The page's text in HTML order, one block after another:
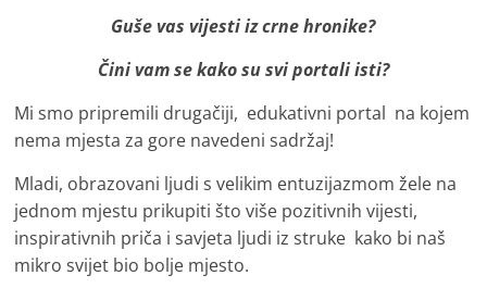
o
t
i
v
n
i
h
Guše vas vijesti iz crne hronike?
Čini vam se kako su svi portali isti?
Mi smo pripremili drugačiji, edukativni portal na kojem
nema mjesta za gore navedeni sadržaj!
Mladi, obrazovani ljudi s velikim entuzijazmom žele na
jednom mjestu prikupiti što više pozitivnih vijesti,
inspirativnih priča i savjeta ljudi iz struke kako bi naš
mikro svijet bio bolje mjesto.